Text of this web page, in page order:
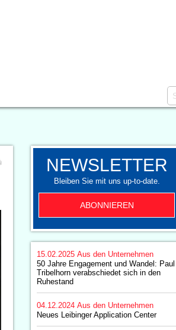
NEWSLETTER
Bleiben Sie mit uns up-to-date.
ABONNIEREN
15.02.2025 Aus den Unternehmen
50 Jahre Engagement und Wandel: Paul
Tribelhorn verabschiedet sich in den
Ruhestand
04.12.2024 Aus den Unternehmen
Neues Leibinger Application Center